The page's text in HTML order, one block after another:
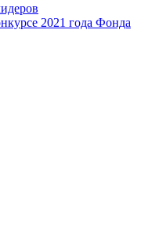
2021 года Фонда